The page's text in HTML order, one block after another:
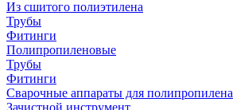
Из сшитого полиэтилена
Трубы
Фитинги
Полипропиленовые
Трубы
Фитинги
Сварочные аппараты для полипропилена
Зачистной инструмент